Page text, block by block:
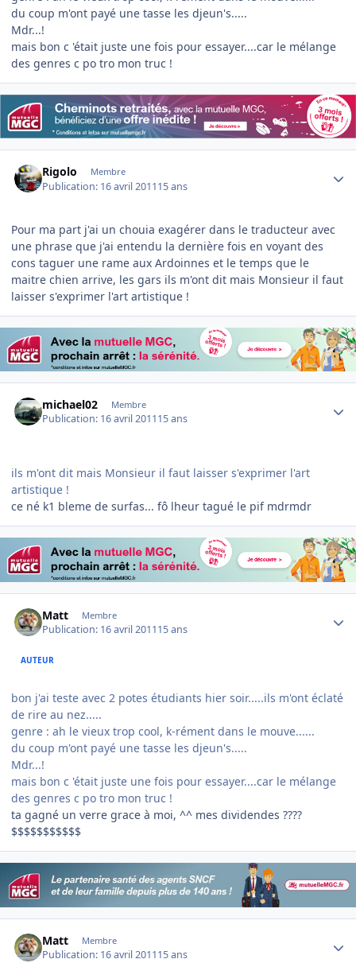
du coup m'ont payé une tasse les djeun's.....
Mdr...!
mais bon c 'était juste une fois pour essayer....car le mélange
des genres c po tro mon truc !
Rigolo Membre
Publication: 16 avril 201115 ans
Pour ma part j'ai un chouia exagérer dans le traducteur avec
une phrase que j'ai entendu la dernière fois en voyant des
cons taguer une rame aux Ardoinnes et le temps que le
maitre chien arrive, les gars ils m'ont dit mais Monsieur il faut
laisser s'exprimer l'art artistique !
michael02 Membre
Publication: 16 avril 201115 ans
ils m'ont dit mais Monsieur il faut laisser s'exprimer l'art
artistique !
ce né k1 bleme de surfas... fô lheur tagué le pif mdrmdr
Matt Membre
Publication: 16 avril 201115 ans
AUTEUR
bon j'ai teste avec 2 potes étudiants hier soir.....ils m'ont éclaté
de rire au nez.....
genre : ah le vieux trop cool, k-rément dans le mouve......
du coup m'ont payé une tasse les djeun's.....
Mdr...!
mais bon c 'était juste une fois pour essayer....car le mélange
des genres c po tro mon truc !
ta gagné un verre grace à moi, ^^ mes dividendes ????
$$$$$$$$$$$
Matt Membre
Publication: 16 avril 201115 ans